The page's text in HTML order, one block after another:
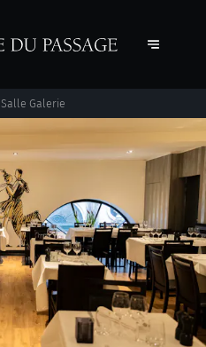
Salle Galerie